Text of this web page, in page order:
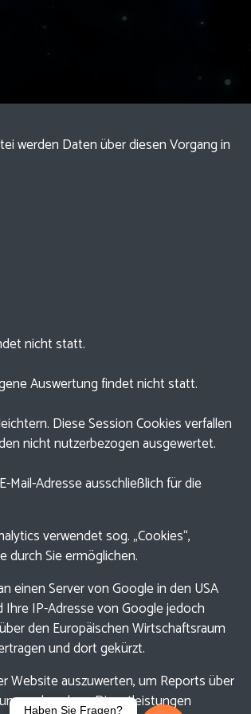
werden Daten über diesen Vorgang in
nicht statt.
Auswertung findet nicht statt.
Diese Session Cookies verfallen
nicht nutzerbezogen ausgewertet.
Mail-Adresse ausschließlich für die
verwendet sog. „Cookies“,
durch Sie ermöglichen.
einen Server von Google in den USA
IP-Adresse von Google jedoch
den Europäischen Wirtschaftsraum
und dort gekürzt.
Website auszuwerten, um Reports über
verbundene Dienstleistungen
Haben Sie Fragen?